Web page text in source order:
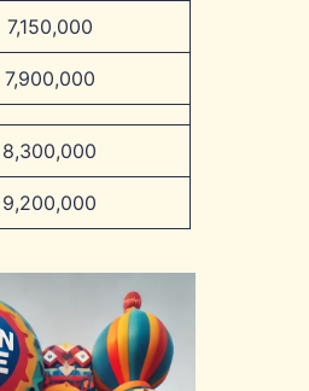
7,150,000
7,900,000
8,300,000
9,200,000